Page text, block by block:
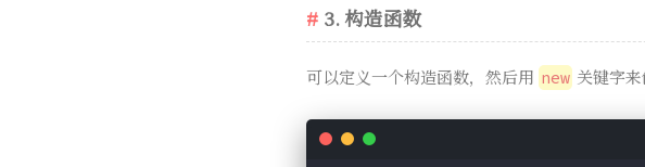
3. 构造函数
可以定义一个构造函数，然后用 new 关键字来